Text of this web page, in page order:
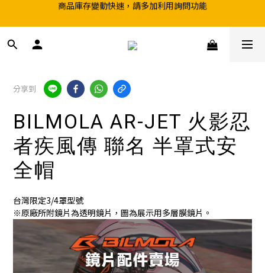
超取滿199、宅配滿490 享免運優惠
超取滿199、宅配滿490 享免運優惠
分享到
BILMOLA AR-JET 火影忍
者疾風傳 聯名 半罩式安
全帽
台灣限定3/4罩型號
※原廠所附鏡片為透明鏡片，圖為展示用多層膜鏡片。